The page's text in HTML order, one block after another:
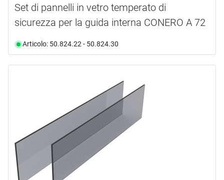
Set di pannelli in vetro temperato di
sicurezza per la guida interna CONERO A 72
Articolo: 50.824.22 - 50.824.30